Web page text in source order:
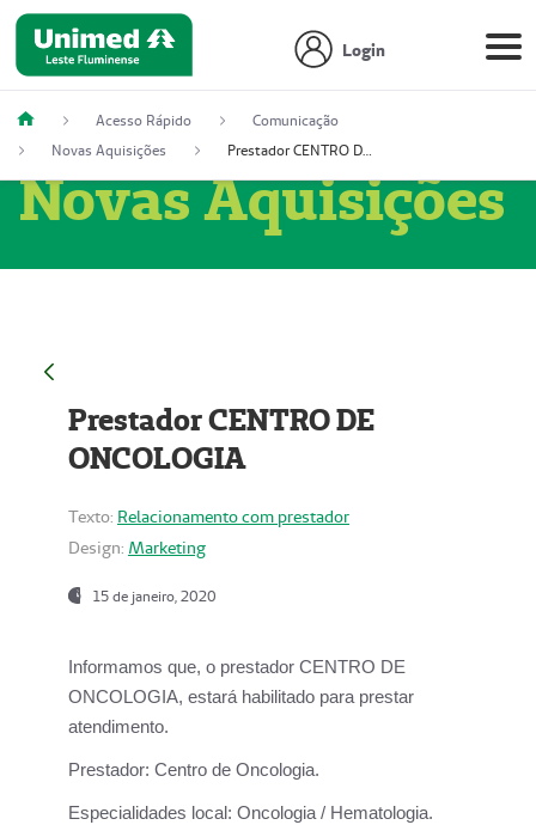
Login
Acesso Rápido
Comunicação
Novas Aquisições
Prestador CENTRO DE ONCOLOGIA
Novas Aquisições
Prestador CENTRO DE
ONCOLOGIA
Texto: Relacionamento com prestador
Design: Marketing
15 de janeiro, 2020
Informamos que, o prestador CENTRO DE
ONCOLOGIA, estará habilitado para prestar
atendimento.
Prestador: Centro de Oncologia.
Especialidades local: Oncologia / Hematologia.